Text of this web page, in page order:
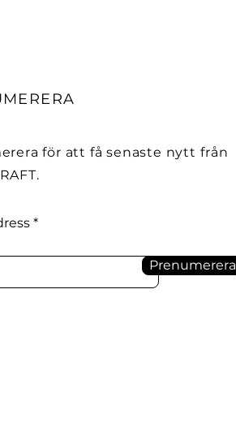
för att få senaste nytt från
Prenumerera